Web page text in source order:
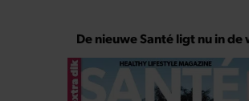
De nieuwe Santé ligt nu in de